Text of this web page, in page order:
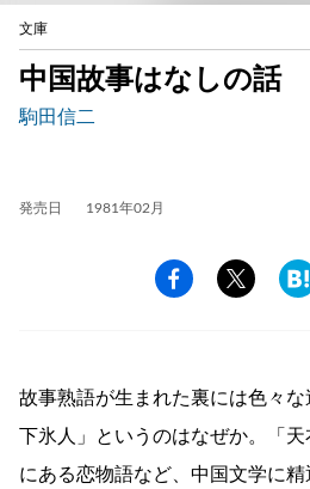
文庫
中国故事はなしの話
駒田信二
発売日 1981年02月
故事熟語が生まれた裏には色々
下氷人」というのはなぜか。「
にある恋物語など、中国文学に